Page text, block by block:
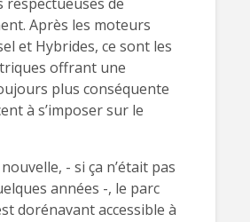
Après les moteurs
et Hybrides, ce sont les
offrant une
plus conséquente
à s’imposer sur le
- si ça n’était pas
années -, le parc
dorénavant accessible à